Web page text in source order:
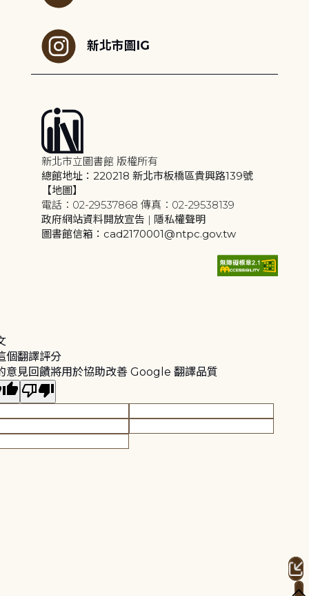
新北市圖IG
新北市立圖書館 版權所有
總館地址：220218 新北市板橋區貴興路139號
【地圖】
電話：02-29537868 傳真：02-29538139
政府網站資料開放宣告 | 隱私權聲明
圖書館信箱：cad2170001@ntpc.gov.tw
個翻譯評分
意見回饋將用於協助改善 Google 翻譯品質